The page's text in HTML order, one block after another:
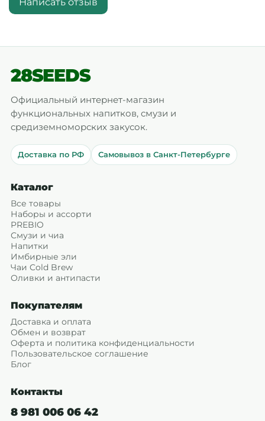
Написать отзыв
28SEEDS
Официальный интернет-магазин
функциональных напитков, смузи и
средиземноморских закусок.
Доставка по РФ Самовывоз в Санкт-Петербурге
Каталог
Все товары
Наборы и ассорти
PREBIO
Смузи и чиа
Напитки
Имбирные эли
Чаи Cold Brew
Оливки и антипасти
Покупателям
Доставка и оплата
Обмен и возврат
Оферта и политика конфиденциальности
Пользовательское соглашение
Блог
Контакты
8 981 006 06 42